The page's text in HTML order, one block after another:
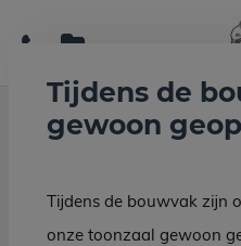
Home Grafsteen bij
Tijdens de
gewoon
Tijdens de bouwvak zijn
onze toonzaal gewoon